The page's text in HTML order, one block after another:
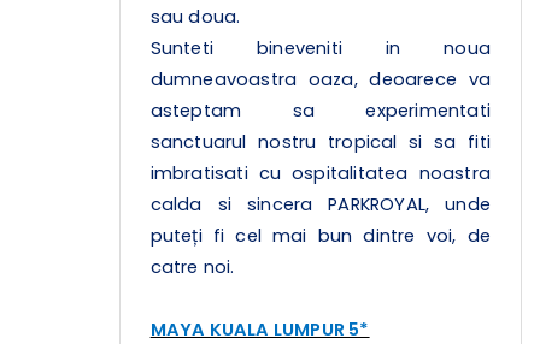
sau doua.
Sunteti bineveniti in noua
dumneavoastra oaza, deoarece va
asteptam sa experimentati
sanctuarul nostru tropical si sa fiti
imbratisati cu ospitalitatea noastra
calda si sincera PARKROYAL, unde
puteți fi cel mai bun dintre voi, de
catre noi.
MAYA KUALA LUMPUR 5*